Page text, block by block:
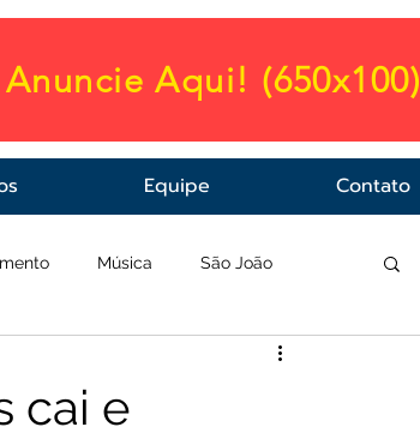
Anuncie Aqui! (650x100)
Equipe Contato
Música São João
cai e